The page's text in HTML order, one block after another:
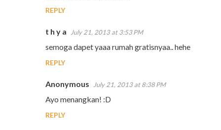
REPLY
t h y a July 21, 2013 at 3:53 PM
semoga dapet yaaa rumah gratisnyaa.. hehe
REPLY
Anonymous July 21, 2013 at 8:38 PM
Ayo menangkan! :D
REPLY